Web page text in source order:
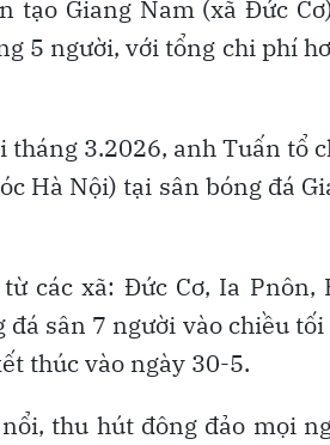
tạo Giang Nam (xã Đức
5 người, với tổng chi phí
3.2026, anh Tuấn tổ
Hà Nội) tại sân bóng đá
các xã: Đức Cơ, Ia Pnôn,
đá sân 7 người vào chiều
thúc vào ngày 30-5.
thu hút đông đảo mọi